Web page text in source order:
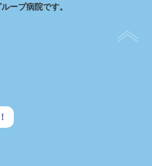
ープ病院です。